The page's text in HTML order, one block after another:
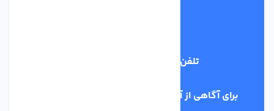
تلفن پشتیبانی
برای آگاهی از آخرین اخبار در خبرنامه ما عضو شوید